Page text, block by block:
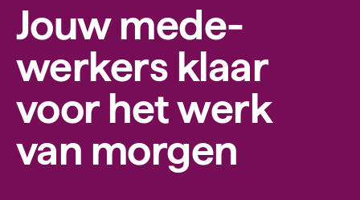
Jouw mede­
werkers klaar
voor het werk
van morgen